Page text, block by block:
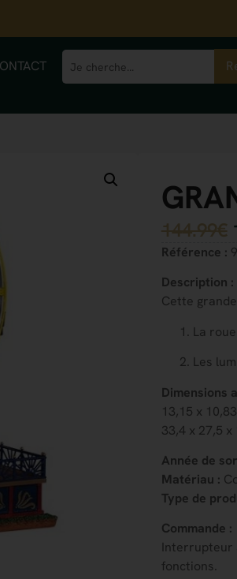
144.99€
Référence :
Description :
Cette
La
Les
Dimensions
13,15 x
33,4 x 27,5 x
Année de
Matériau :
Type de
Commande :
Interrupteur
fonctions.